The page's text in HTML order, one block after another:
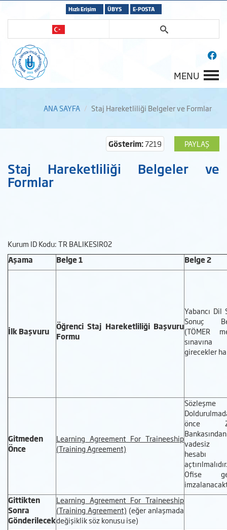
Hızlı Erişim ÜBYS E-POSTA
MENU
ANA SAYFA Staj Hareketliliği Belgeler ve Formlar
PAYLAŞ
Gösterim:7219
Staj Hareketliliği Belgeler ve
Formlar
Kurum ID Kodu: TR BALIKESIR02
Aşama
Belge 1 Belge 2
İlk Başvuru
Öğrenci Staj Hareketliliği Başvuru
Formu
Yabancı Dil
Sonuç
(TÖMER
sınavına
girecekler
Gitmeden
Önce
Learning Agreement For Traineeship
(Training Agreement)
önce
Bankasından
vadesiz
hesabı
Ofise
Gittikten
Sonra
Gönderilecek
Learning Agreement For Traineeship
(Training Agreement) (eğer anlaşmada
değişiklik söz konusu ise)